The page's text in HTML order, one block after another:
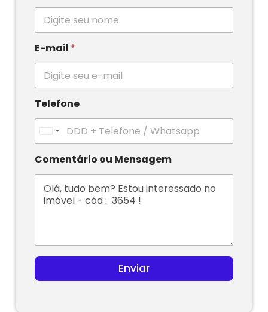
E-mail *
Telefone
n
i
d
S
e
s
1
Comentário ou Mensagem
Enviar